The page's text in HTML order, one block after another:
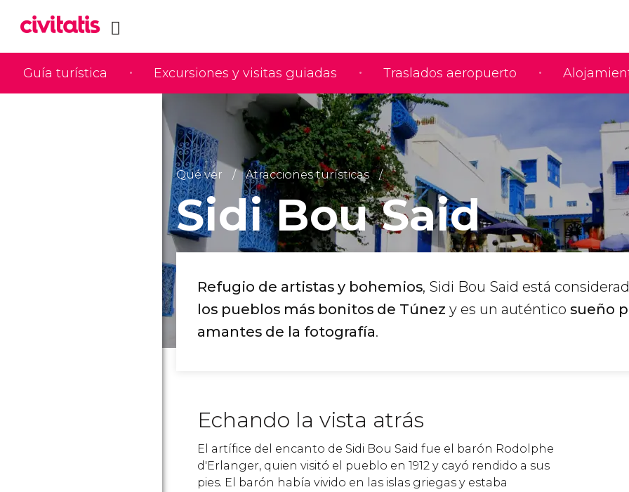
Guía turística Excursiones y visitas guiadas Traslados aeropuerto
Qué ver Atracciones turísticas
Sidi Bou Said
Refugio de artistas y bohemios, Sidi Bou Said está
los pueblos más bonitos de Túnez y es un auténtico sueño
amantes de la fotografía.
Echando la vista atrás
El artífice del encanto de Sidi Bou Said fue el barón Rodolphe
d'Erlanger, quien visitó el pueblo en 1912 y cayó rendido a sus
pies. El barón había vivido en las islas griegas y estaba